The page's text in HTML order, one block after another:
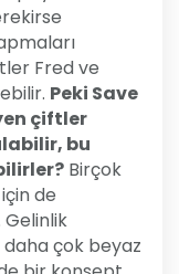
Fred ve
Peki Save
çiftler
bu
Birçok
de
Gelinlik
çok beyaz